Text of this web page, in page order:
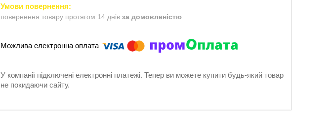
повернення товару протягом 14 днів за домовленістю
У компанії підключені електронні платежі. Тепер ви можете купити будь-який товар
не покидаючи сайту.